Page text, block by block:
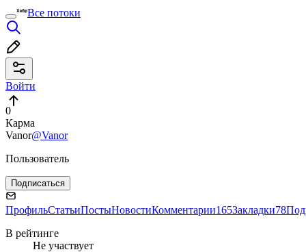
Все потоки
Войти
0
Карма
Vanor@Vanor
Пользователь
Подписаться
ПрофильСтатьиПостыНовостиКомментарии165Закладки78
В рейтинге
Не участвует